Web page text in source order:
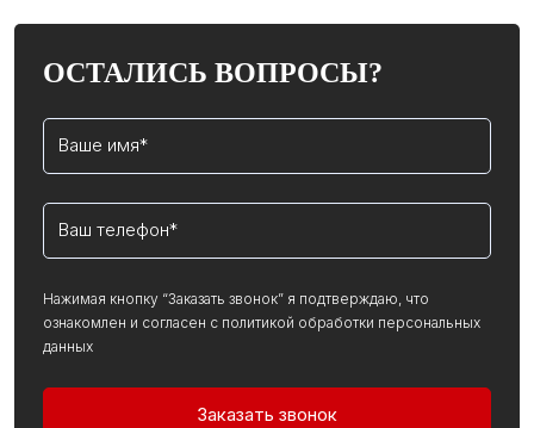
ОСТАЛИСЬ ВОПРОСЫ?
Нажимая кнопку “Заказать звонок” я подтверждаю, что
ознакомлен и согласен с политикой обработки персональных
данных
Заказать звонок